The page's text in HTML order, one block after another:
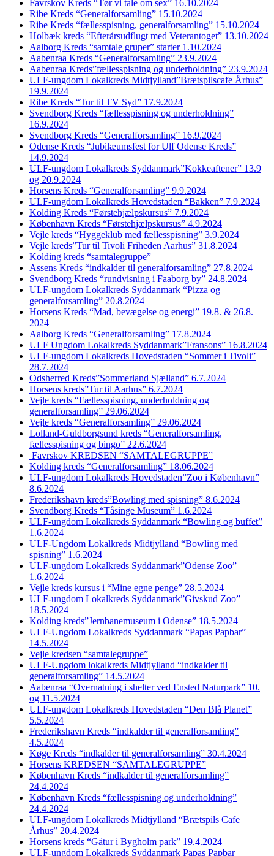
Favrskov Kreds “Tør vi tale om sex” 16.10.2024
Ribe Kreds “Generalforsamling” 15.10.2024
Ribe Kreds “fællesspisning, generalforsamling” 15.10.2024
Holbæk kreds “Efterårsudflugt med Veterantoget” 13.10.2024
Aalborg Kreds “samtale gruper” starter 1.10.2024
Aabenraa Kreds “Generalforsamling” 23.9.2024
Aabenraa Kreds”fællesspisning og underholdning” 23.9.2024
ULF-ungdom Lokalkreds Midtjylland”Brætspilscafe Århus”
19.9.2024
Ribe Kreds “Tur til TV Syd” 17.9.2024
Svendborg Kreds “fællesspisning og underholdning”
16.9.2024
Svendborg Kreds “Generalforsamling” 16.9.2024
Odense Kreds “Jubilæumsfest for Ulf Odense Kreds”
14.9.2024
ULF-ungdom Lokalkreds Syddanmark”Kokkeaftener” 13.9
og 20.9.2024
Horsens Kreds “Generalforsamling” 9.9.2024
ULF-ungdom Lokalkreds Hovedstaden “Bakken” 7.9.2024
Kolding Kreds “Førstehjælpskursus” 7.9.2024
København Kreds “Førstehjælpskursus” 4.9.2024
Vejle kreds “Hyggeklub med fællesspisning” 3.9.2024
Vejle kreds”Tur til Tivoli Friheden Aarhus” 31.8.2024
Kolding kreds “samtalegruppe”
Assens Kreds “indkalder til generalforsamling” 27.8.2024
Svendborg Kreds “rundvisning i Faaborg by” 24.8.2024
ULF-ungdom Lokalkreds Syddanmark “Pizza og
generalforsamling” 20.8.2024
Horsens Kreds “Mad, bevægelse og energi” 19.8. & 26.8.
2024
Aalborg Kreds “Generalforsamling” 17.8.2024
ULF Ungdom Lokalkreds Syddanmark”Fransons” 16.8.2024
ULF-ungdom Lokalkreds Hovedstaden “Sommer i Tivoli”
28.7.2024
Odsherred Kreds”Sommerland Sjælland” 6.7.2024
Horsens kreds”Tur til Aarhus” 6.7.2024
Vejle kreds “Fællesspisning, underholdning og
generalforsamling” 29.06.2024
Vejle kreds “Generalforsamling” 29.06.2024
Lolland-Guldborgsund kreds “Generalforsamling,
fællesspisning og bingo” 22.6.2024
Favrskov KREDSEN “SAMTALEGRUPPE”
Kolding kreds “Generalforsamling” 18.06.2024
ULF-ungdom Lokalkreds Hovedstaden”Zoo i København”
8.6.2024
Frederikshavn kreds”Bowling med spisning” 8.6.2024
Svendborg Kreds “Tåsinge Museum” 1.6.2024
ULF-ungdom Lokalkreds Syddanmark “Bowling og buffet”
1.6.2024
ULF-Ungdom Lokalkreds Midtjylland “Bowling med
spisning” 1.6.2024
ULF-ungdom Lokalkreds Syddanmark”Odense Zoo”
1.6.2024
Vejle kreds kursus i “Mine egne penge” 28.5.2024
ULF-ungdom Lokalkreds Syddanmark”Givskud Zoo”
18.5.2024
Kolding kreds”Jernbanemuseum i Odense” 18.5.2024
ULF-Ungdom Lokalkreds Syddanmark “Papas Papbar”
14.5.2024
Vejle kredsen “samtalegruppe”
ULF-Ungdom lokalkreds Midtjylland “indkalder til
generalforsamling” 14.5.2024
Aabenraa “Overnatning i shelter ved Ensted Naturpark” 10.
og 11.5.2024
ULF-ungdom Lokalkreds Hovedstaden “Den Blå Planet”
5.5.2024
Frederikshavn Kreds “indkalder til generalforsamling”
4.5.2024
Køge Kreds “indkalder til generalforsamling” 30.4.2024
Horsens KREDSEN “SAMTALEGRUPPE”
København Kreds “indkalder til generalforsamling”
24.4.2024
København Kreds “fællesspisning og underholdning”
24.4.2024
ULF-ungdom Lokalkreds Midtjylland “Brætspils Cafe
Århus” 20.4.2024
Horsens kreds “Gåtur i Bygholm park” 19.4.2024
ULF-ungdom Lokalkreds Syddanmark Papas Papbar